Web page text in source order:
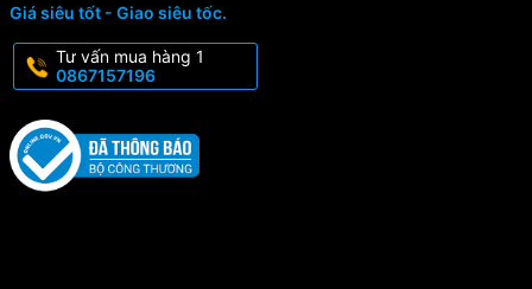
Giá siêu tốt - Giao siêu tốc.
Tư vấn mua hàng 1
0867157196